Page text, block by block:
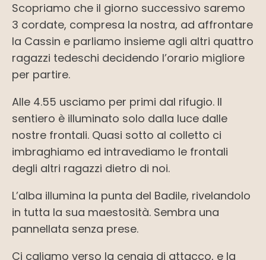
Scopriamo che il giorno successivo saremo
3 cordate, compresa la nostra, ad affrontare
la Cassin e parliamo insieme agli altri quattro
ragazzi tedeschi decidendo l’orario migliore
per partire.
Alle 4.55 usciamo per primi dal rifugio. Il
sentiero è illuminato solo dalla luce dalle
nostre frontali. Quasi sotto al colletto ci
imbraghiamo ed intravediamo le frontali
degli altri ragazzi dietro di noi.
L’alba illumina la punta del Badile, rivelandolo
in tutta la sua maestosità. Sembra una
pannellata senza prese.
Ci caliamo verso la cengia di attacco, e la